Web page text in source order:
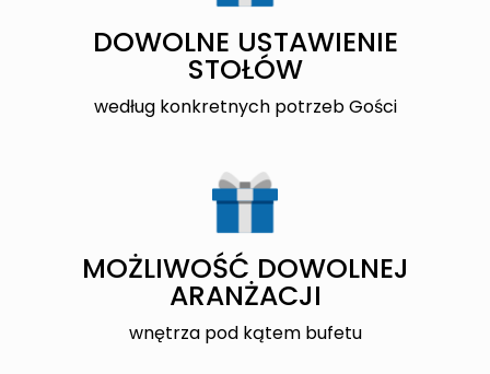
DOWOLNE USTAWIENIE
STOŁÓW
według konkretnych potrzeb Gości
MOŻLIWOŚĆ DOWOLNEJ
ARANŻACJI
wnętrza pod kątem bufetu